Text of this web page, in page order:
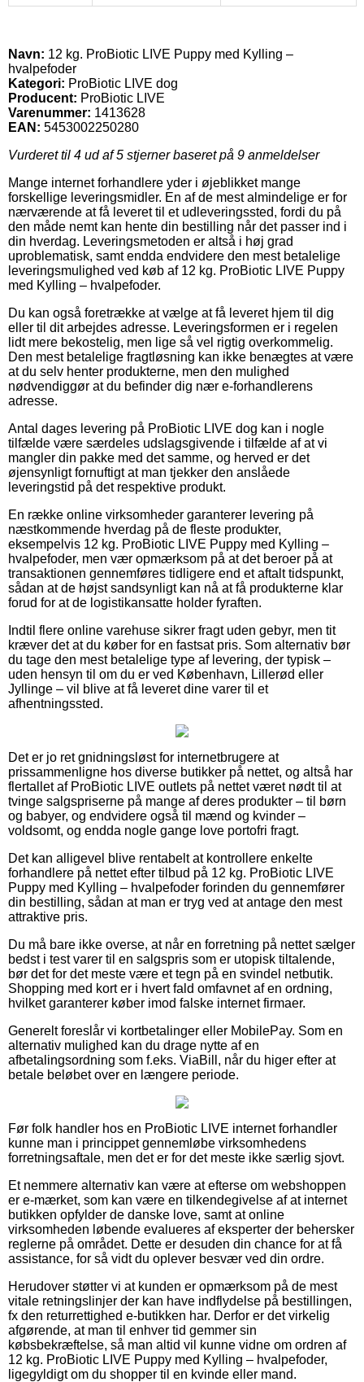
Navn: 12 kg. ProBiotic LIVE Puppy med Kylling –
hvalpefoder
Kategori: ProBiotic LIVE dog
Producent: ProBiotic LIVE
Varenummer: 1413628
EAN: 5453002250280
Vurderet til 4 ud af 5 stjerner baseret på 9 anmeldelser
Mange internet forhandlere yder i øjeblikket mange
forskellige leveringsmidler. En af de mest almindelige er for
nærværende at få leveret til et udleveringssted, fordi du på
den måde nemt kan hente din bestilling når det passer ind i
din hverdag. Leveringsmetoden er altså i høj grad
uproblematisk, samt endda endvidere den mest betalelige
leveringsmulighed ved køb af 12 kg. ProBiotic LIVE Puppy
med Kylling – hvalpefoder.
Du kan også foretrække at vælge at få leveret hjem til dig
eller til dit arbejdes adresse. Leveringsformen er i regelen
lidt mere bekostelig, men lige så vel rigtig overkommelig.
Den mest betalelige fragtløsning kan ikke benægtes at være
at du selv henter produkterne, men den mulighed
nødvendiggør at du befinder dig nær e-forhandlerens
adresse.
Antal dages levering på ProBiotic LIVE dog kan i nogle
tilfælde være særdeles udslagsgivende i tilfælde af at vi
mangler din pakke med det samme, og herved er det
øjensynligt fornuftigt at man tjekker den anslåede
leveringstid på det respektive produkt.
En række online virksomheder garanterer levering på
næstkommende hverdag på de fleste produkter,
eksempelvis 12 kg. ProBiotic LIVE Puppy med Kylling –
hvalpefoder, men vær opmærksom på at det beroer på at
transaktionen gennemføres tidligere end et aftalt tidspunkt,
sådan at de højst sandsynligt kan nå at få produkterne klar
forud for at de logistikansatte holder fyraften.
Indtil flere online varehuse sikrer fragt uden gebyr, men tit
kræver det at du køber for en fastsat pris. Som alternativ bør
du tage den mest betalelige type af levering, der typisk –
uden hensyn til om du er ved København, Lillerød eller
Jyllinge – vil blive at få leveret dine varer til et
afhentningssted.
Det er jo ret gnidningsløst for internetbrugere at
prissammenligne hos diverse butikker på nettet, og altså har
flertallet af ProBiotic LIVE outlets på nettet været nødt til at
tvinge salgspriserne på mange af deres produkter – til børn
og babyer, og endvidere også til mænd og kvinder –
voldsomt, og endda nogle gange love portofri fragt.
Det kan alligevel blive rentabelt at kontrollere enkelte
forhandlere på nettet efter tilbud på 12 kg. ProBiotic LIVE
Puppy med Kylling – hvalpefoder forinden du gennemfører
din bestilling, sådan at man er tryg ved at antage den mest
attraktive pris.
Du må bare ikke overse, at når en forretning på nettet sælger
bedst i test varer til en salgspris som er utopisk tiltalende,
bør det for det meste være et tegn på en svindel netbutik.
Shopping med kort er i hvert fald omfavnet af en ordning,
hvilket garanterer køber imod falske internet firmaer.
Generelt foreslår vi kortbetalinger eller MobilePay. Som en
alternativ mulighed kan du drage nytte af en
afbetalingsordning som f.eks. ViaBill, når du higer efter at
betale beløbet over en længere periode.
Før folk handler hos en ProBiotic LIVE internet forhandler
kunne man i princippet gennemløbe virksomhedens
forretningsaftale, men det er for det meste ikke særlig sjovt.
Et nemmere alternativ kan være at efterse om webshoppen
er e-mærket, som kan være en tilkendegivelse af at internet
butikken opfylder de danske love, samt at online
virksomheden løbende evalueres af eksperter der behersker
reglerne på området. Dette er desuden din chance for at få
assistance, for så vidt du oplever besvær ved din ordre.
Herudover støtter vi at kunden er opmærksom på de mest
vitale retningslinjer der kan have indflydelse på bestillingen,
fx den returrettighed e-butikken har. Derfor er det virkelig
afgørende, at man til enhver tid gemmer sin
købsbekræftelse, så man altid vil kunne vidne om ordren af
12 kg. ProBiotic LIVE Puppy med Kylling – hvalpefoder,
ligegyldigt om du shopper til en kvinde eller mand.